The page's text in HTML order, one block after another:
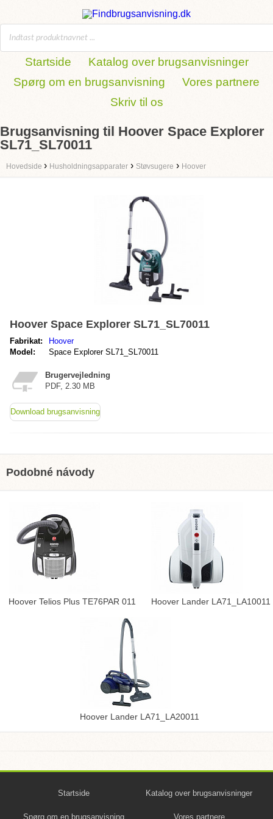
Startside
Katalog over brugsanvisninger
Spørg om en brugsanvisning
Vores partnere
Skriv til os
Brugsanvisning til Hoover Space Explorer
SL71_SL70011
Hovedside › Husholdningsapparater › Støvsugere › Hoover
Hoover Space Explorer SL71_SL70011
Fabrikat:
Hoover
Model:
Space Explorer SL71_SL70011
Brugervejledning
PDF, 2.30 MB
Download brugsanvisning
Podobné návody
Hoover Telios Plus TE76PAR 011 Hoover Lander LA71_LA10011
Hoover Lander LA71_LA20011
Startside Katalog over brugsanvisninger
Spørg om en brugsanvisning Vores partnere